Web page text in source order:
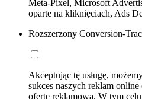
Meta-Pixel, Microsoft
oparte na kliknięciach, Ads
Rozszerzony Conversion-
Akceptując tę usługę,
sukces naszych reklam
ofertę reklamową. W tym